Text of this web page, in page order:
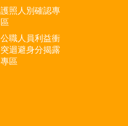
護照人別確認專
區
公職人員利益衝
突迴避身分揭露
專區